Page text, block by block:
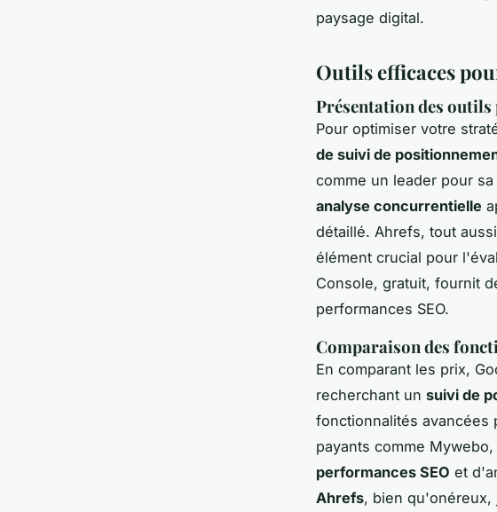
paysage digital.
Outils efficaces
Présentation des
Pour optimiser votre
de suivi de
comme un leader pour
analyse concurrentielle
détaillé. Ahrefs, tout
élément crucial pour
Console, gratuit, fournit
performances SEO.
Comparaison des
En comparant les prix,
recherchant un suivi de
fonctionnalités avancées
payants comme
performances SEO et
Ahrefs, bien qu'onéreux,